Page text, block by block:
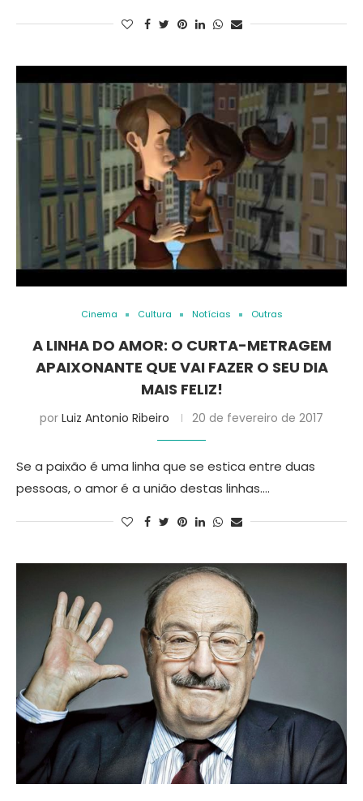
Cinema Cultura Notícias Outras
A LINHA DO AMOR: O CURTA-METRAGEM
APAIXONANTE QUE VAI FAZER O SEU DIA
MAIS FELIZ!
por Luiz Antonio Ribeiro 20 de fevereiro de 2017
Se a paixão é uma linha que se estica entre duas
pessoas, o amor é a união destas linhas.…